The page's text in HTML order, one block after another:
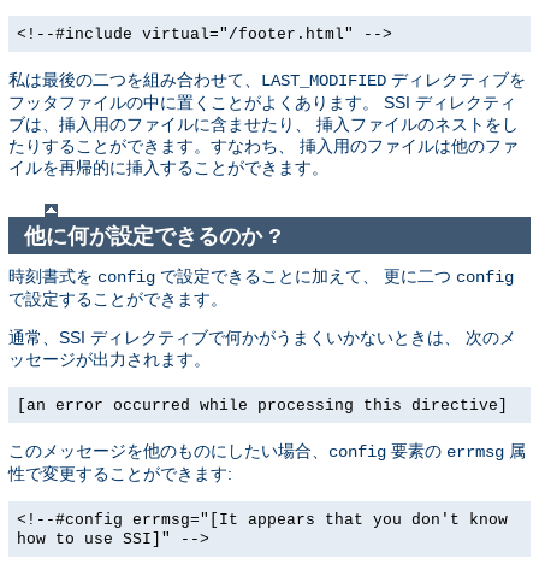
<!--#include virtual="/footer.html" -->
私は最後の二つを組み合わせて、 LAST_MODIFIED ディレクティブを
フッタファイルの中に置くことがよくあります。 SSI ディレクティ
ブは、挿入用のファイルに含ませたり、 挿入ファイルのネストをし
たりすることができます。すなわち、 挿入用のファイルは他のファ
イルを再帰的に挿入することができます。
他に何が設定できるのか ?
時刻書式を config で設定できることに加えて、 更に二つ config
で設定することができます。
通常、SSI ディレクティブで何かがうまくいかないときは、 次のメ
ッセージが出力されます。
[an error occurred while processing this directive]
このメッセージを他のものにしたい場合、 config 要素の errmsg 属
性で変更することができます:
<!--#config errmsg="[It appears that you don't know
how to use SSI]" -->